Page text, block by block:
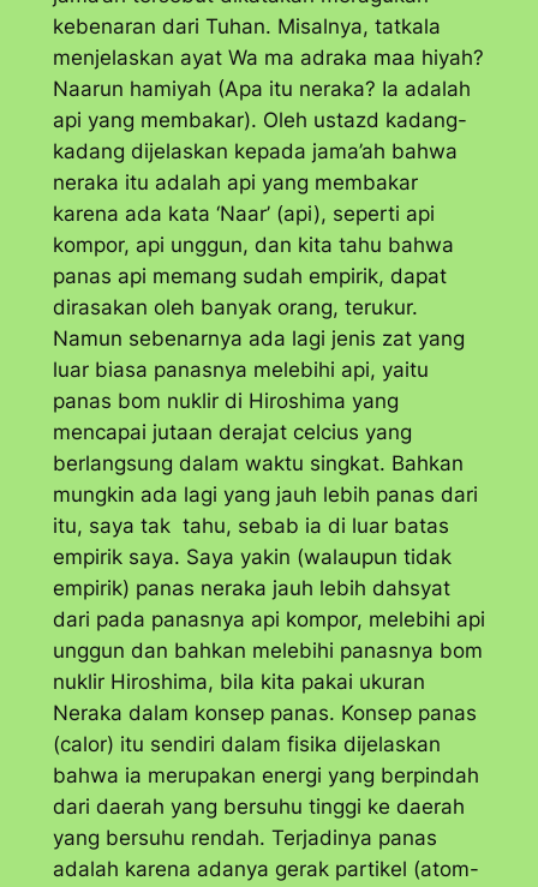
kebenaran dari Tuhan. Misalnya, tatkala
menjelaskan ayat Wa ma adraka maa hiyah?
Naarun hamiyah (Apa itu neraka? Ia adalah
api yang membakar). Oleh ustazd kadang-
kadang dijelaskan kepada jama’ah bahwa
neraka itu adalah api yang membakar
karena ada kata ‘Naar’(api), seperti api
kompor, api unggun, dan kita tahu bahwa
panas api memang sudah empirik, dapat
dirasakan oleh banyak orang, terukur.
Namun sebenarnya ada lagi jenis zat yang
luar biasa panasnya melebihi api, yaitu
panas bom nuklir di Hiroshima yang
mencapai jutaan derajat celcius yang
berlangsung dalam waktu singkat. Bahkan
mungkin ada lagi yang jauh lebih panas dari
itu, saya tak tahu, sebab ia di luar batas
empirik saya. Saya yakin (walaupun tidak
empirik) panas neraka jauh lebih dahsyat
dari pada panasnya api kompor, melebihi api
unggun dan bahkan melebihi panasnya bom
nuklir Hiroshima, bila kita pakai ukuran
Neraka dalam konsep panas. Konsep panas
(calor) itu sendiri dalam fisika dijelaskan
bahwa ia merupakan energi yang berpindah
dari daerah yang bersuhu tinggi ke daerah
yang bersuhu rendah. Terjadinya panas
adalah karena adanya gerak partikel (atom-